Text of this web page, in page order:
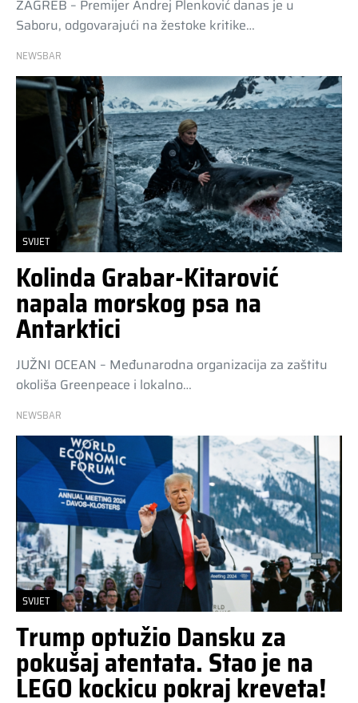
ZAGREB – Premijer Andrej Plenković danas je u
Saboru, odgovarajući na žestoke kritike…
NEWSBAR
SVIJET
Kolinda Grabar-Kitarović
napala morskog psa na
Antarktici
JUŽNI OCEAN – Međunarodna organizacija za zaštitu
okoliša Greenpeace i lokalno…
NEWSBAR
SVIJET
Trump optužio Dansku za
pokušaj atentata. Stao je na
LEGO kockicu pokraj kreveta!